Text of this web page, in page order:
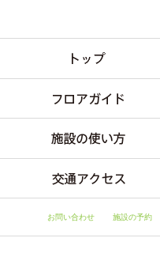
お問い合わせ 施設の予約